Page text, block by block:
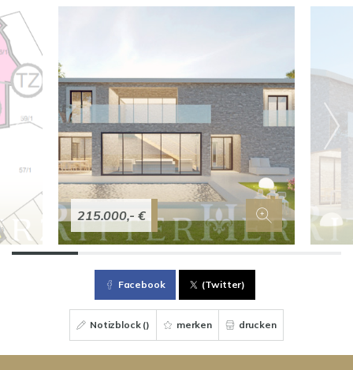
215.000,- €
Facebook (Twitter)
Notizblock () merken drucken